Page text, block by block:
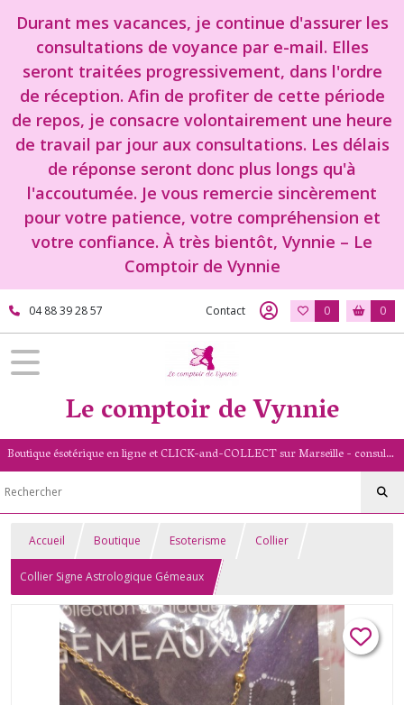
Durant mes vacances, je continue d'assurer les
consultations de voyance par e-mail. Elles
seront traitées progressivement, dans l'ordre
de réception. Afin de profiter de cette période
de repos, je consacre volontairement une heure
de travail par jour aux consultations. Les délais
de réponse seront donc plus longs qu'à
l'accoutumée. Je vous remercie sincèrement
pour votre patience, votre compréhension et
votre confiance. À très bientôt, Vynnie – Le
Comptoir de Vynnie
04 88 39 28 57 Contact 0 0
Le comptoir de Vynnie
Boutique ésotérique en ligne et CLICK-and-COLLECT sur Marseille - consultation de voyance par mail - livret numérologique (13/PACA)
Accueil Boutique Esoterisme Collier
Collier Signe Astrologique Gémeaux